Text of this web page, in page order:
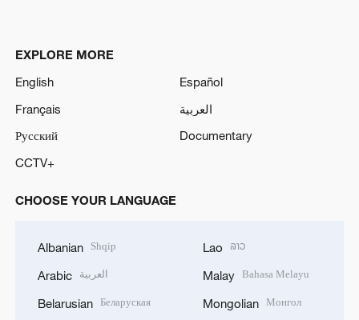
EXPLORE MORE
English
Español
Français
العربية
Русский
Documentary
CCTV+
CHOOSE YOUR LANGUAGE
Albanian Shqip
Arabic العربية
Belarusian Беларуская
Lao ລາວ
Malay Bahasa Melayu
Mongolian Монгол